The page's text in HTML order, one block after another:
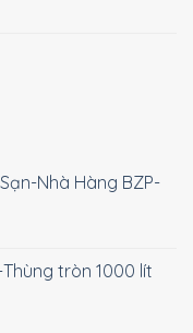
Nhà Hàng BZP-
tròn 1000 lít